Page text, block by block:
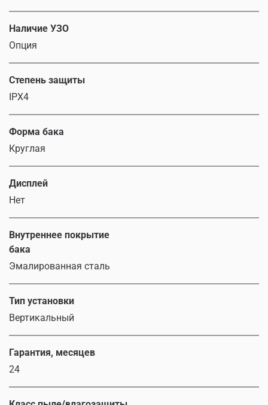
Наличие УЗО
Опция
Степень защиты
IPX4
Форма бака
Круглая
Дисплей
Нет
Внутреннее покрытие
бака
Эмалированная сталь
Тип установки
Вертикальный
Гарантия, месяцев
24